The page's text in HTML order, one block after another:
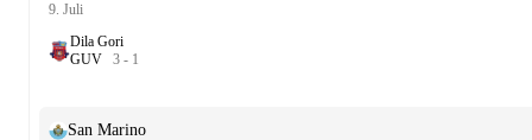
9. Juli
Dila Gori
GUV 3 - 1
San Marino